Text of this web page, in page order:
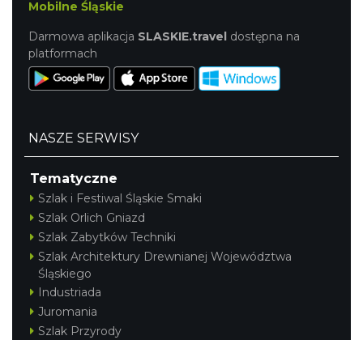
Mobilne Śląskie
Darmowa aplikacja SLASKIE.travel dostępna na
platformach
NASZE SERWISY
Tematyczne
Szlak i Festiwal Śląskie Smaki
Szlak Orlich Gniazd
Szlak Zabytków Techniki
Szlak Architektury Drewnianej Województwa
Śląskiego
Industriada
Juromania
Szlak Przyrody